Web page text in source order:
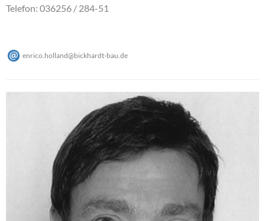
Telefon: 036256 / 284-51
enrico.holland@bickhardt-bau de